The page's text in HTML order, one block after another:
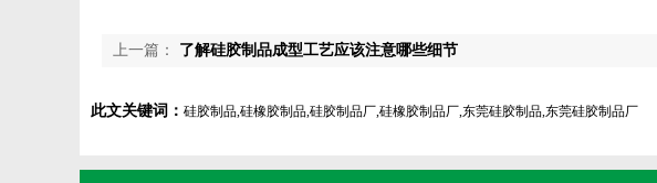
上一篇： 了解硅胶制品成型工艺应该注意哪些细节
此文关键词： 硅胶制品,硅橡胶制品,硅胶制品厂,硅橡胶制品厂,东莞硅胶制品,东莞硅胶制品厂